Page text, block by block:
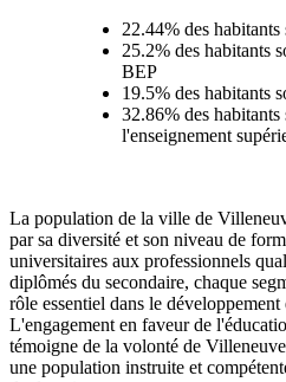
22.44% des
25.2% des habitants
BEP
19.5% des habitants
32.86% des
l'enseignement
La population de la ville de
par sa diversité et son niveau de
universitaires aux professionnels
diplômés du secondaire, chaque
rôle essentiel dans le
L'engagement en faveur de
témoigne de la volonté de
une population instruite et